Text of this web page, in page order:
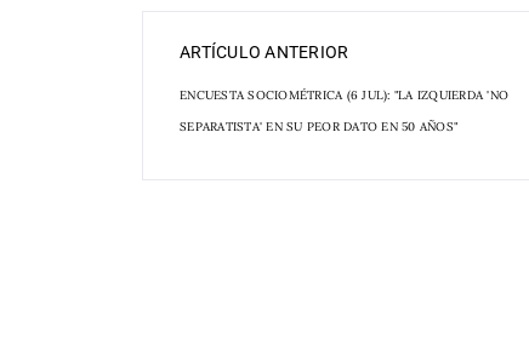
ARTÍCULO ANTERIOR
ENCUESTA SOCIOMÉTRICA (6 JUL): "LA IZQUIERDA 'NO
SEPARATISTA' EN SU PEOR DATO EN 50 AÑOS"